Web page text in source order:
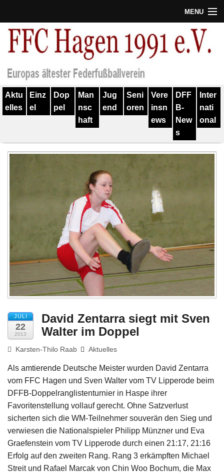
MENU
Termine
Verein
Geschichte
Training
Impressum
Aktu
elles
Einz
el
Dop
pel
Man
nsc
haft
Jug
end
Seni
oren
Vere
insn
ews
DFF
B-
New
s
Inter
nati
onal
JULI
22
2013
David Zentarra siegt mit Sven
Walter im Doppel
Karsten-Thilo Raab Aktuelles
Als amtierende Deutsche Meister wurden David Zentarra
vom FFC Hagen und Sven Walter vom TV Lipperode beim
DFFB-Doppelranglistenturnier in Haspe ihrer
Favoritenstellung vollauf gerecht. Ohne Satzverlust
sicherten sich die WM-Teilnehmer souverän den Sieg und
verwiesen die Nationalspieler Philipp Münzner und Eva
Graefenstein vom TV Lipperode durch einen 21:17, 21:16
Erfolg auf den zweiten Rang. Rang 3 erkämpften Michael
Streit und Rafael Marcak von Chin Woo Bochum, die Max